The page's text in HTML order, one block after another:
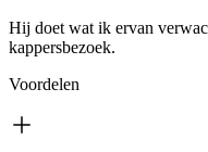
Hij doet wat ik ervan
kappersbezoek.
Voordelen